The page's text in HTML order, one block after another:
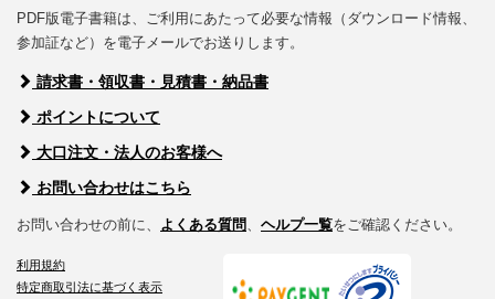
PDF版電子書籍は、ご利用にあたって必要な情報（ダウンロード情報、
参加証など）を電子メールでお送りします。
請求書・領収書・見積書・納品書
ポイントについて
大口注文・法人のお客様へ
お問い合わせはこちら
お問い合わせの前に、 よくある質問、 ヘルプ一覧をご確認ください。
利用規約
特定商取引法に基づく表示